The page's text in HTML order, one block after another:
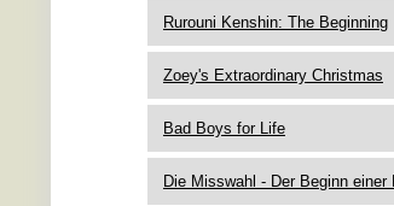
Rurouni Kenshin: The Beginning
Zoey's Extraordinary Christmas
Bad Boys for Life
Die Misswahl - Der Beginn einer